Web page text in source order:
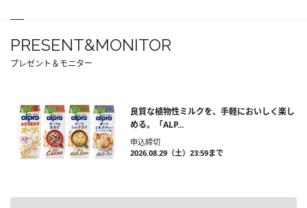
PRESENT&MONITOR
プレゼント＆モニター
良質な植物性ミルクを、手軽においしく楽し
める。「ALP...
申込締切
2026.08.29（土）23:59まで